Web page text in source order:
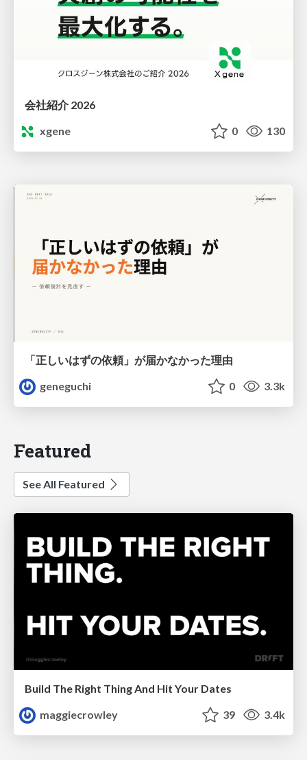
会社紹介 2026
xgene
0 130
「正しいはずの依頼」が届かなかった理由
geneguchi
0 3.3k
Featured
See All Featured
Build The Right Thing And Hit Your Dates
maggiecrowley
39 3.4k